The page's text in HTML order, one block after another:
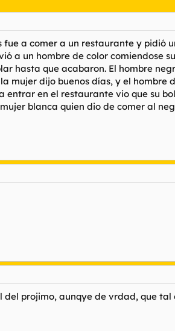
a comer a un restaurante y pidió
a un hombre de color comiendose
hasta que acabaron. El hombre
mujer dijo buenos días, y el hombre
entrar en el restaurante vio que su
blanca quien dio de comer al
del projimo, aunqye de vrdad, que